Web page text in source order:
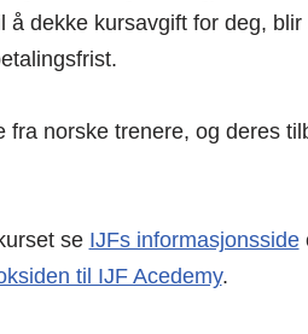
å dekke kursavgift for deg,
fra norske trenere, og deres
se IJFs informasjonsside
til IJF Acedemy.